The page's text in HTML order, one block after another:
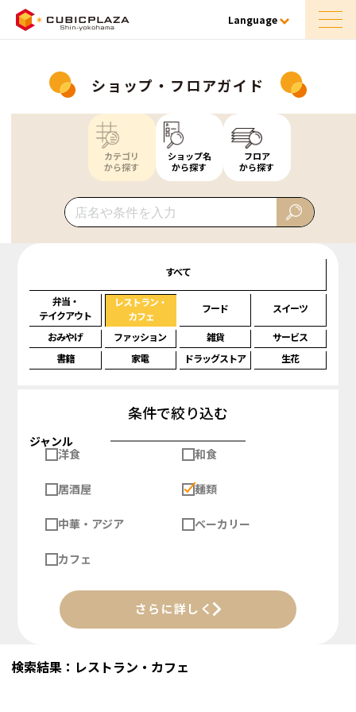
Language
ショップ・フロアガイド
カテゴリ
から探す
ショップ名
から探す
フロア
から探す
すべて
弁当・
テイクアウト
レストラン・
カフェ
フード スイーツ
おみやげ ファッション 雑貨
サービス
書籍
家電 ドラッグストア 生花
条件で絞り込む
ジャンル
洋食
和食
居酒屋 麺類
中華・アジア ベーカリー
カフェ
さらに詳しく
検索結果：レストラン・カフェ